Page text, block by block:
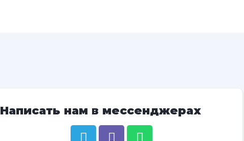
Написать нам в мессенджерах